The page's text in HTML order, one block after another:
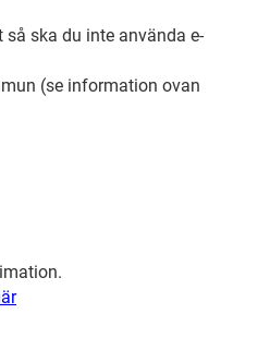
ska du inte använda e-
(se information ovan